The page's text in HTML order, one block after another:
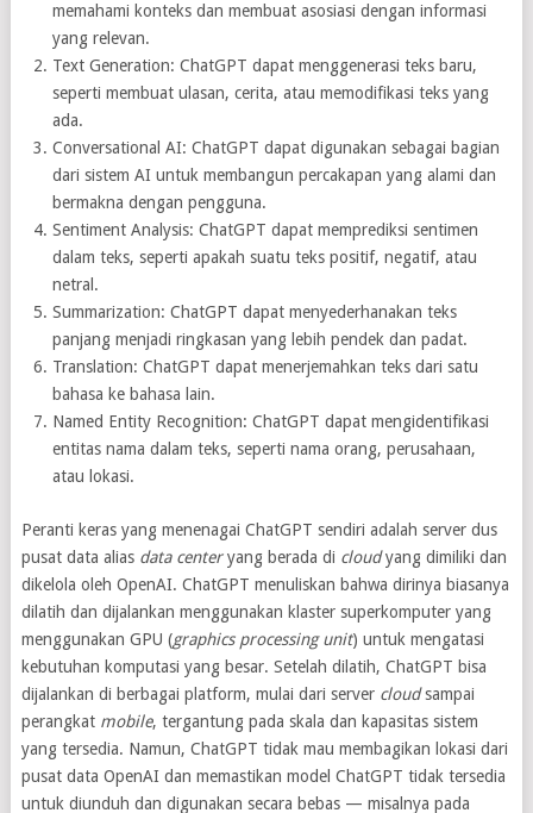
memahami konteks dan membuat asosiasi dengan informasi
yang relevan.
Text Generation: ChatGPT dapat menggenerasi teks baru,
seperti membuat ulasan, cerita, atau memodifikasi teks yang
ada.
Conversational AI: ChatGPT dapat digunakan sebagai bagian
dari sistem AI untuk membangun percakapan yang alami dan
bermakna dengan pengguna.
Sentiment Analysis: ChatGPT dapat memprediksi sentimen
dalam teks, seperti apakah suatu teks positif, negatif, atau
netral.
Summarization: ChatGPT dapat menyederhanakan teks
panjang menjadi ringkasan yang lebih pendek dan padat.
Translation: ChatGPT dapat menerjemahkan teks dari satu
bahasa ke bahasa lain.
Named Entity Recognition: ChatGPT dapat mengidentifikasi
entitas nama dalam teks, seperti nama orang, perusahaan,
atau lokasi.
Peranti keras yang menenagai ChatGPT sendiri adalah server dus
pusat data alias data centeryang berada di cloudyang dimiliki dan
dikelola oleh OpenAI. ChatGPT menuliskan bahwa dirinya biasanya
dilatih dan dijalankan menggunakan klaster superkomputer yang
menggunakan GPU (graphics processing unit) untuk mengatasi
kebutuhan komputasi yang besar. Setelah dilatih, ChatGPT bisa
dijalankan di berbagai platform, mulai dari server cloudsampai
perangkat mobile, tergantung pada skala dan kapasitas sistem
yang tersedia. Namun, ChatGPT tidak mau membagikan lokasi dari
pusat data OpenAI dan memastikan model ChatGPT tidak tersedia
untuk diunduh dan digunakan secara bebas — misalnya pada